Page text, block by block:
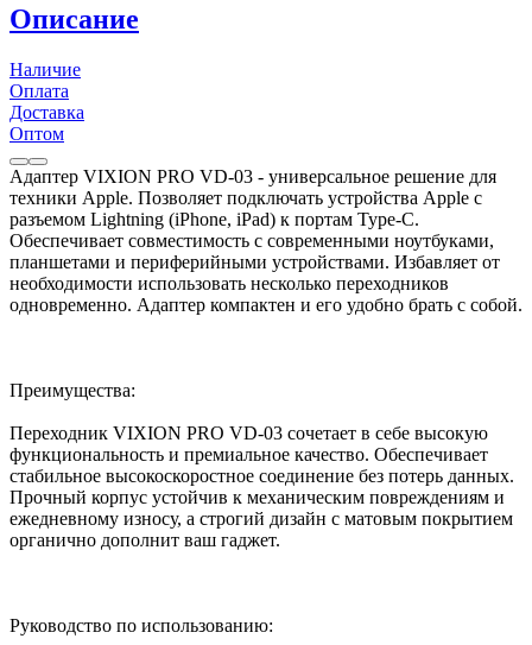
Описание
Наличие
Оплата
Доставка
Оптом
Адаптер VIXION PRO VD-03 - универсальное решение для
техники Apple. Позволяет подключать устройства Apple с
разъемом Lightning (iPhone, iPad) к портам Type-C.
Обеспечивает совместимость с современными ноутбуками,
планшетами и периферийными устройствами. Избавляет от
необходимости использовать несколько переходников
одновременно. Адаптер компактен и его удобно брать с собой.
Преимущества:
Переходник VIXION PRO VD-03 сочетает в себе высокую
функциональность и премиальное качество. Обеспечивает
стабильное высокоскоростное соединение без потерь данных.
Прочный корпус устойчив к механическим повреждениям и
ежедневному износу, а строгий дизайн с матовым покрытием
органично дополнит ваш гаджет.
Руководство по использованию: